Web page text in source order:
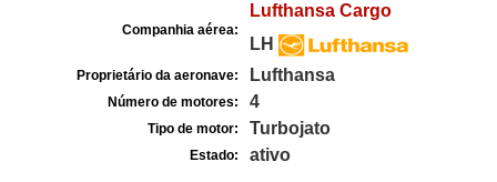
Companhia aérea:
Lufthansa Cargo
LH
Proprietário da aeronave: Lufthansa
Número de motores: 4
Tipo de motor: Turbojato
Estado: ativo